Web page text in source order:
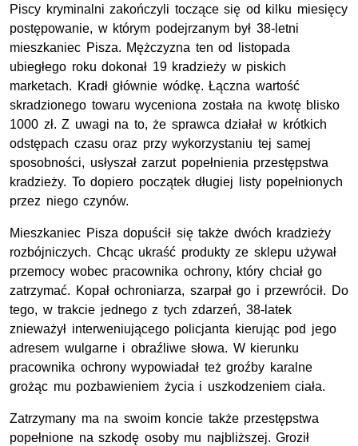
Piscy kryminalni zakończyli toczące się od kilku miesięcy
postępowanie, w którym podejrzanym był 38-letni
mieszkaniec Pisza. Mężczyzna ten od listopada
ubiegłego roku dokonał 19 kradzieży w piskich
marketach. Kradł głównie wódkę. Łączna wartość
skradzionego towaru wyceniona została na kwotę blisko
1000 zł. Z uwagi na to, że sprawca działał w krótkich
odstępach czasu oraz przy wykorzystaniu tej samej
sposobności, usłyszał zarzut popełnienia przestępstwa
kradzieży. To dopiero początek długiej listy popełnionych
przez niego czynów.
Mieszkaniec Pisza dopuścił się także dwóch kradzieży
rozbójniczych. Chcąc ukraść produkty ze sklepu używał
przemocy wobec pracownika ochrony, który chciał go
zatrzymać. Kopał ochroniarza, szarpał go i przewrócił. Do
tego, w trakcie jednego z tych zdarzeń, 38-latek
znieważył interweniującego policjanta kierując pod jego
adresem wulgarne i obraźliwe słowa. W kierunku
pracownika ochrony wypowiadał też groźby karalne
grożąc mu pozbawieniem życia i uszkodzeniem ciała.
Zatrzymany ma na swoim koncie także przestępstwa
popełnione na szkodę osoby mu najbliższej. Groził